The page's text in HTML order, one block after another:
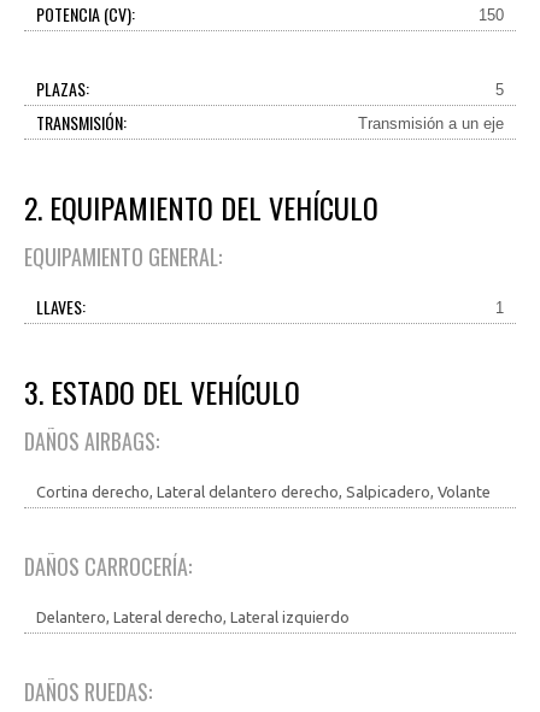
POTENCIA (CV): 150
PLAZAS: 5
TRANSMISIÓN: Transmisión a un eje
2. EQUIPAMIENTO DEL VEHÍCULO
EQUIPAMIENTO GENERAL:
LLAVES: 1
3. ESTADO DEL VEHÍCULO
DAÑOS AIRBAGS:
Cortina derecho, Lateral delantero derecho, Salpicadero, Volante
DAÑOS CARROCERÍA:
Delantero, Lateral derecho, Lateral izquierdo
DAÑOS RUEDAS: